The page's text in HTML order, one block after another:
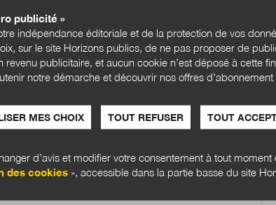
publicité »
indépendance éditoriale et de la protection de vos
sur le site Horizons publics, de ne pas proposer de
revenu publicitaire, et aucun cookie n’est déposé à cette fin.
notre démarche et découvrir nos offres d’abonnement
MES CHOIX TOUT REFUSER TOUT
d’avis et modifier votre consentement à tout moment
des cookies », accessible dans la partie basse du site